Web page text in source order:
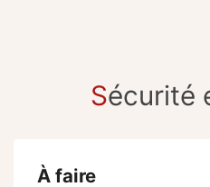
Sécurité
À faire